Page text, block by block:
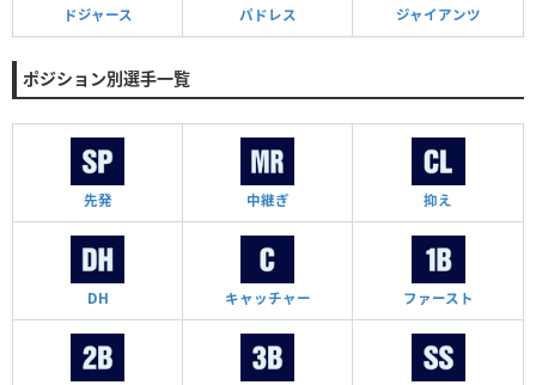
ドジャース パドレス ジャイアンツ
ポジション別選手一覧
先発 中継ぎ 抑え
DH キャッチャー ファースト